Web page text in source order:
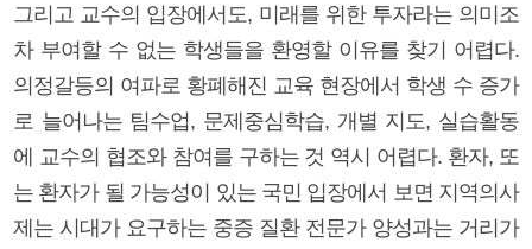
그리고 교수의 입장에서도, 미래를 위한 투자라는 의미조
차 부여할 수 없는 학생들을 환영할 이유를 찾기 어렵다.
의정갈등의 여파로 황폐해진 교육 현장에서 학생 수 증가
로 늘어나는 팀수업, 문제중심학습, 개별 지도, 실습활동
에 교수의 협조와 참여를 구하는 것 역시 어렵다. 환자, 또
는 환자가 될 가능성이 있는 국민 입장에서 보면 지역의사
제는 시대가 요구하는 중증 질환 전문가 양성과는 거리가